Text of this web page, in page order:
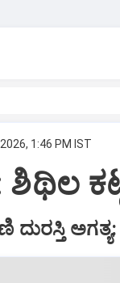
1:46 PM IST
ಅಗತ್ಯ: